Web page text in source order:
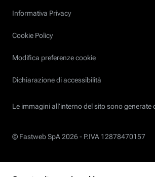
Informativa Privacy
Cookie Policy
Modifica preferenze cookie
Dichiarazione di accessibilità
Le immagini all’interno del sito sono generate
© Fastweb SpA 2026 - P.IVA 12878470157